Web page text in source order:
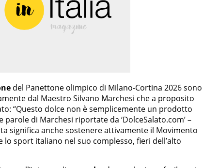
del Panettone olimpico di Milano-Cortina 2026 sono
dal Maestro Silvano Marchesi che a proposito
“Questo dolce non è semplicemente un prodotto
parole di Marchesi riportate da ‘DolceSalato.com’ –
significa anche sostenere attivamente il Movimento
lo sport italiano nel suo complesso, fieri dell’alto